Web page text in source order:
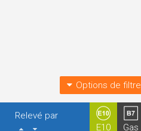
Options de filtre
Relevé par
E10
Gas